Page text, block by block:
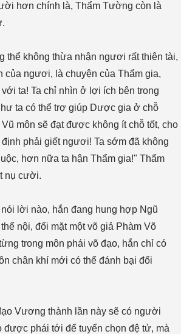
hơn chính là, Thẩm Tường còn là
thể không thừa nhận ngươi rất thiên tài,
của ngươi, là chuyện của Thẩm gia,
ta! Ta chỉ nhìn ở lợi ích bên trong
ta có thể trợ giúp Dược gia ở chỗ
môn sẽ đạt được không ít chỗ tốt, cho
phải giết ngươi! Ta sớm đã không
hơn nữa ta hận Thẩm gia!" Thẩm
nụ cười.
lời nào, hắn đang hung hợp Ngũ
nội, đối mặt một võ giả Phàm Võ
trong môn phái võ đạo, hắn chỉ có
chân khí mới có thể đánh bại đối
Vương thành lần này sẽ có người
được phái tới để tuyển chọn đệ tử, mà